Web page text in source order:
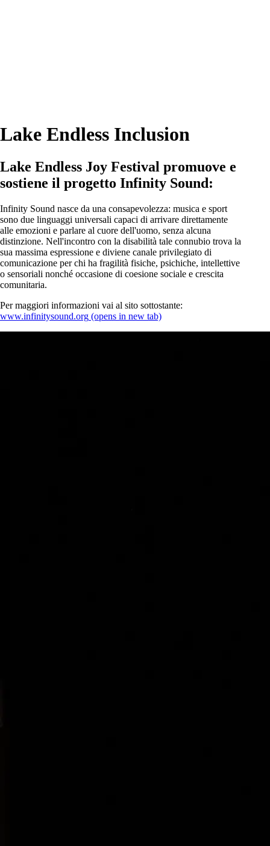
Lake Endless Inclusion
Lake Endless Joy Festival promuove e
sostiene il progetto Infinity Sound:
Infinity Sound nasce da una consapevolezza: musica e sport
sono due linguaggi universali capaci di arrivare direttamente
alle emozioni e parlare al cuore dell'uomo, senza alcuna
distinzione. Nell'incontro con la disabilità tale connubio trova la
sua massima espressione e diviene canale privilegiato di
comunicazione per chi ha fragilità fisiche, psichiche, intellettive
o sensoriali nonché occasione di coesione sociale e crescita
comunitaria.
Per maggiori informazioni vai al sito sottostante:
www.infinitysound.org (opens in new tab)